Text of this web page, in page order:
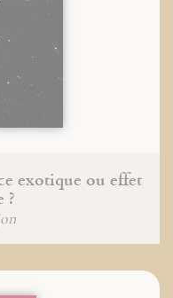
exotique ou effet
?